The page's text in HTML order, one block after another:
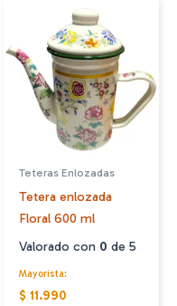
Teteras Enlozadas
Tetera enlozada
Floral 600 ml
Valorado con 0 de 5
Mayorista:
$ 11.990